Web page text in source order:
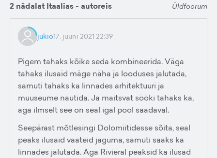
2 nädalat Itaalias - autoreis Üldfoorum
jukio17. juuni 2021 22:39
Pigem tahaks kõike seda kombineerida. Väga
tahaks ilusaid mäge näha ja looduses jalutada,
samuti tahaks ka linnades arhitektuuri ja
muuseume nautida. Ja maitsvat sööki tahaks ka,
aga ilmselt see on seal igal pool saadaval.
Seepärast mõtlesingi Dolomiitidesse sõita, seal
peaks ilusaid vaateid jaguma, samuti saaks ka
linnades jalutada. Aga Rivieral peaksid ka ilusad